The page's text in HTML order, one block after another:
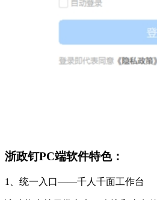
浙政钉PC端软件特色：
1、统一入口——千人千面工作台